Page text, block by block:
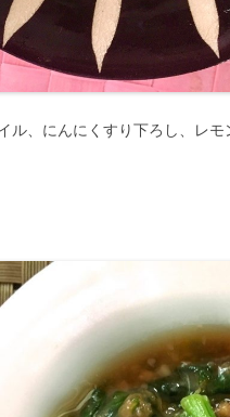
ル、にんにくすり下ろし、レモ